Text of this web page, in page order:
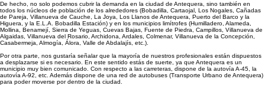
De hecho, no solo podemos cubrir la demanda en la ciudad de Antequera, sino también en
todos los núcleos de población de los alrededores (Bobadilla, Cartaojal, Los Nogales, Cañadas
de Pareja, Villanueva de Cauche, La Joya, Los Llanos de Antequera, Puerto del Barco y la
Higuera, y la E.L.A. Bobadilla Estación) y en los municipios limítrofes (Humilladero, Alameda,
Mollina, Benamejí, Sierra de Yeguas, Cuevas Bajas, Fuente de Piedra, Campillos, Villanueva de
Algaidas, Villanueva del Rosario, Archidona, Ardales, Colmenar, Villanueva de la Concepción,
Casabermeja, Almogía, Álora, Valle de Abdalajís, etc.).
Por otra parte, nos gustaría señalar que la mayoría de nuestros profesionales están dispuestos
a desplazarse si es necesario. En este sentido estás de suerte, ya que Antequera es un
municipio muy bien comunicado. Con respecto a las carreteras, dispone de la autovía A-45, la
autovía A-92, etc. Además dispone de una red de autobuses (Transporte Urbano de Antequera)
para poder moverse por dentro de la ciudad.